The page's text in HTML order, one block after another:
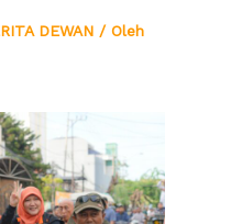
DEWAN / Oleh